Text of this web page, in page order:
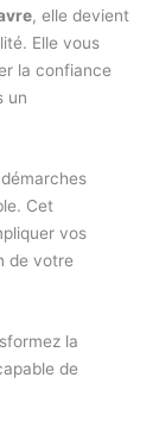
, elle devient
Elle vous
la confiance
un
Cet
vos
de votre
la
de